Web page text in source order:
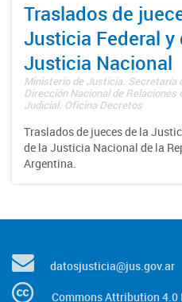
Traslados de
Justicia Federal y
Justicia Nacional
Ministerio de Justicia. Secretaría
Dirección Nacional de Relaciones
Judicial. Oficina Decretos
Traslados de jueces de la
de la Justicia Nacional de la
Argentina.
datosjusticia@jus.gov.ar
Commons Attribution